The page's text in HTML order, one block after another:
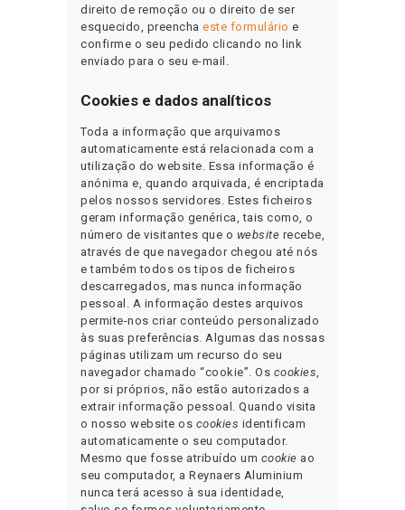
direito de remoção ou o direito de ser
esquecido, preencha este formulário e
confirme o seu pedido clicando no link
enviado para o seu e-mail.
Cookies e dados analíticos
Toda a informação que arquivamos
automaticamente está relacionada com a
utilização do website. Essa informação é
anónima e, quando arquivada, é encriptada
pelos nossos servidores. Estes ficheiros
geram informação genérica, tais como, o
número de visitantes que o website recebe,
através de que navegador chegou até nós
e também todos os tipos de ficheiros
descarregados, mas nunca informação
pessoal. A informação destes arquivos
permite-nos criar conteúdo personalizado
às suas preferências. Algumas das nossas
páginas utilizam um recurso do seu
navegador chamado “cookie”. Os cookies,
por si próprios, não estão autorizados a
extrair informação pessoal. Quando visita
o nosso website os cookies identificam
automaticamente o seu computador.
Mesmo que fosse atribuído um cookie ao
seu computador, a Reynaers Aluminium
nunca terá acesso à sua identidade,